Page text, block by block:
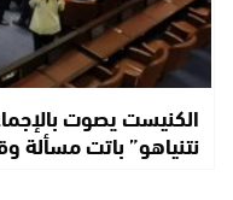
الكنيست يصوت
نتنياهو” باتت مسألة